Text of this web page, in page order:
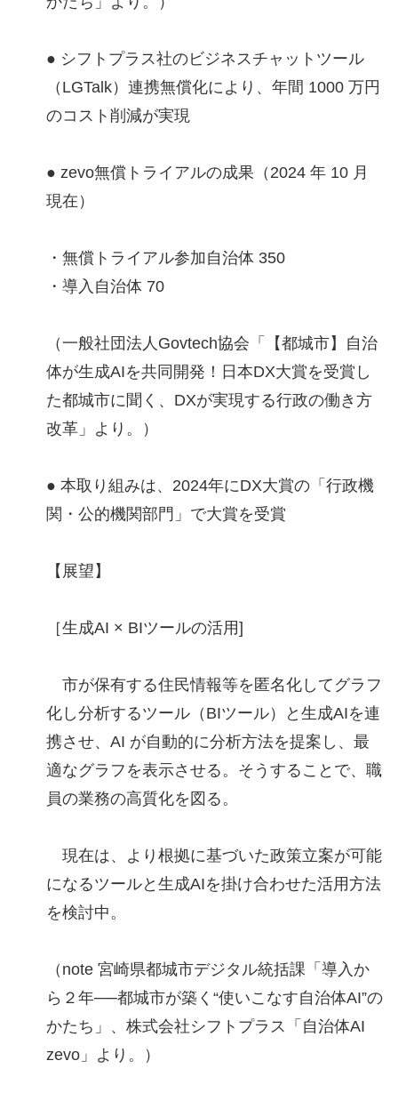
● シフトプラス社のビジネスチャットツール
（LGTalk）連携無償化により、年間 1000 万円
のコスト削減が実現
● zevo無償トライアルの成果（2024 年 10 月
現在）
・無償トライアル参加自治体 350
・導入自治体 70
（一般社団法人Govtech協会「【都城市】自治
体が生成AIを共同開発！日本DX大賞を受賞し
た都城市に聞く、DXが実現する行政の働き方
改革」より。）
● 本取り組みは、2024年にDX大賞の「行政機
関・公的機関部門」で大賞を受賞
【展望】
［生成AI × BIツールの活用]
市が保有する住民情報等を匿名化してグラフ
化し分析するツール（BIツール）と生成AIを連
携させ、AI が自動的に分析方法を提案し、最
適なグラフを表示させる。そうすることで、職
員の業務の高質化を図る。
現在は、より根拠に基づいた政策立案が可能
になるツールと生成AIを掛け合わせた活用方法
を検討中。
（note 宮崎県都城市デジタル統括課「導入か
ら２年──都城市が築く“使いこなす自治体AI”の
かたち」、株式会社シフトプラス「自治体AI
zevo」より。）